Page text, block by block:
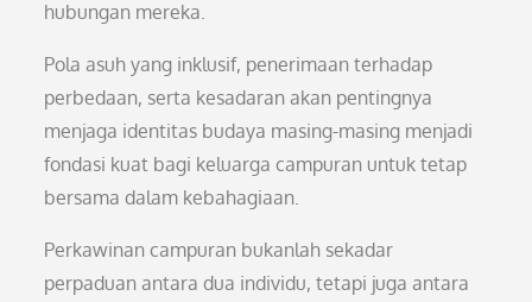
hubungan mereka.
Pola asuh yang inklusif, penerimaan terhadap
perbedaan, serta kesadaran akan pentingnya
menjaga identitas budaya masing-masing menjadi
fondasi kuat bagi keluarga campuran untuk tetap
bersama dalam kebahagiaan.
Perkawinan campuran bukanlah sekadar
perpaduan antara dua individu, tetapi juga antara